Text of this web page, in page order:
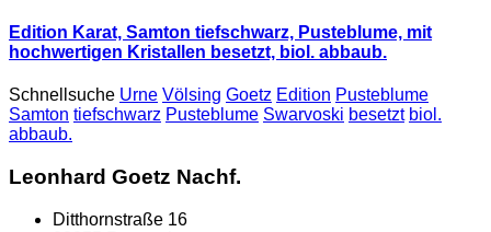
Edition Karat, Samton tiefschwarz, Pusteblume, mit
hochwertigen Kristallen besetzt, biol. abbaub.
Schnellsuche Urne Völsing Goetz Edition Pusteblume
Samton tiefschwarz Pusteblume Swarvoski besetzt biol.
abbaub.
Leonhard Goetz Nachf.
Ditthornstraße 16